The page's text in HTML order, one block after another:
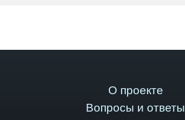
О проекте
Вопросы и ответы